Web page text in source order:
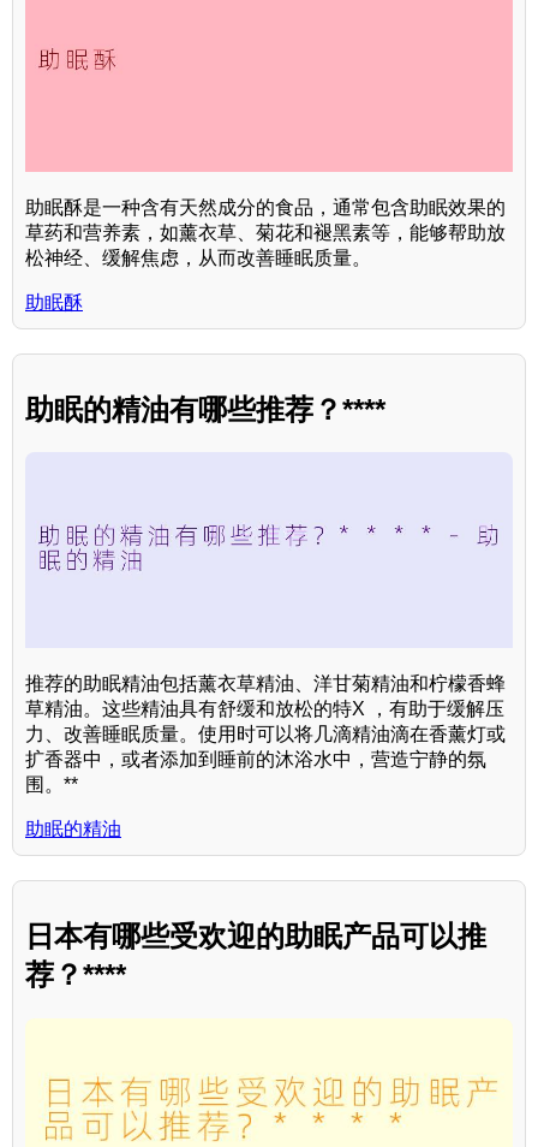
助眠酥是一种含有天然成分的食品，通常包含助眠效果的
草药和营养素，如薰衣草、菊花和褪黑素等，能够帮助放
松神经、缓解焦虑，从而改善睡眠质量。
助眠酥
助眠的精油有哪些推荐？****
推荐的助眠精油包括薰衣草精油、洋甘菊精油和柠檬香蜂
草精油。这些精油具有舒缓和放松的特X ，有助于缓解压
力、改善睡眠质量。使用时可以将几滴精油滴在香薰灯或
扩香器中，或者添加到睡前的沐浴水中，营造宁静的氛
围。**
助眠的精油
日本有哪些受欢迎的助眠产品可以推
荐？****